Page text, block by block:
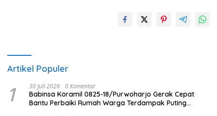
Artikel Populer
1 30 Juli 2026 0 Komentar
Babinsa Koramil 0825-18/Purwoharjo Gerak Cepat
Bantu Perbaiki Rumah Warga Terdampak Puting